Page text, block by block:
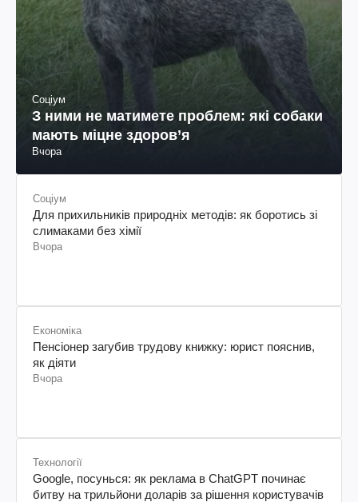
Соціум
З ними не матимете проблем: які собаки
мають міцне здоров’я
Вчора
Соціум
Для прихильників природніх методів: як боротись зі
слимаками без хімії
Вчора
Економіка
Пенсіонер загубив трудову книжку: юрист пояснив,
як діяти
Вчора
Технології
Google, посунься: як реклама в ChatGPT починає
битву на трильйони доларів за рішення користувачів